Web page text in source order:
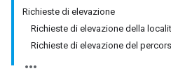
Richieste di elevazione
Richieste di elevazione della
Richieste di elevazione del